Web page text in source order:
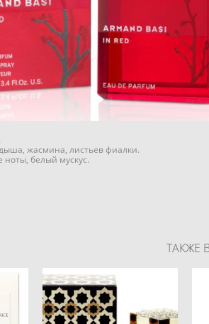
жасмина, листьев фиалки.
ноты, белый мускус.
ТАКЖЕ